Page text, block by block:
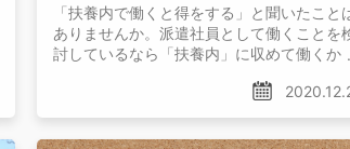
「扶養内で働くと得をする」と聞いたこと
ありませんか。派遣社員として働くことを
討しているなら「扶養内」に収めて働くかど